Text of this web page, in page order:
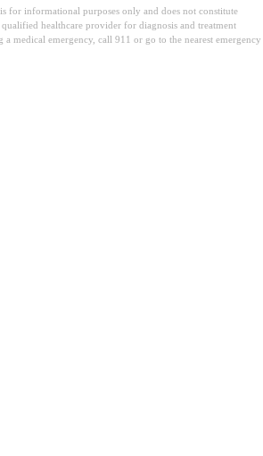
for informational purposes only and does not constitute
healthcare provider for diagnosis and treatment
medical emergency, call 911 or go to the nearest emergency